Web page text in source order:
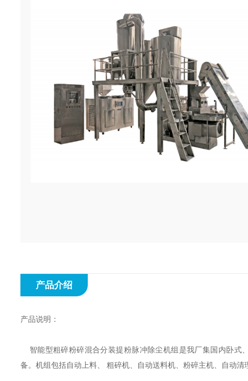
产品介绍
产品说明：
智能型粗碎粉碎混合分装提粉脉冲除尘机组是我厂集国内卧式
备。机组包括自动上料、 粗碎机、自动送料机、粉碎主机、自动